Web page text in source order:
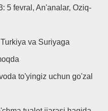
5 fevral, An'analar, Oziq-
va Suriyaga
to'yingiz uchun go'zal